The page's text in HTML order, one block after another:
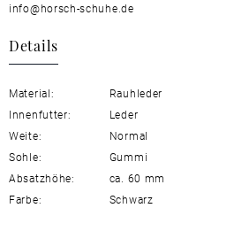
info@horsch-schuhe.de
Details
Material:
Rauhleder
Innenfutter:
Leder
Weite:
Normal
Sohle:
Gummi
Absatzhöhe:
ca. 60 mm
Farbe:
Schwarz